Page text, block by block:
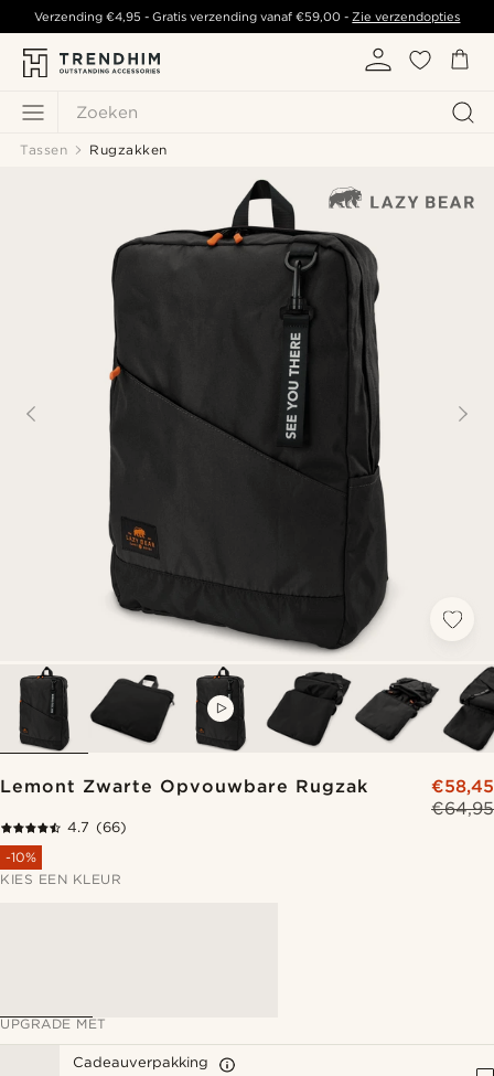
Zoeken
Verzending €4,95 - Gratis verzending vanaf€59,00 -Zie verzendopties
Tassen Rugzakken
Lemont Zwarte Opvouwbare Rugzak
€64,95
€58,45
4.7 (66)
-10%
KIES EEN KLEUR
UPGRADE MET
Cadeauverpakking